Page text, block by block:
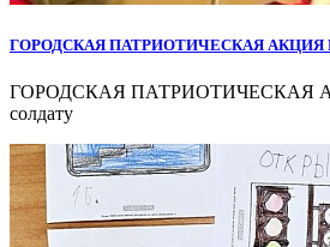
ГОРОДСКАЯ ПАТРИОТИЧЕСКАЯ
ГОРОДСКАЯ ПАТРИОТИЧЕСКАЯ
солдату